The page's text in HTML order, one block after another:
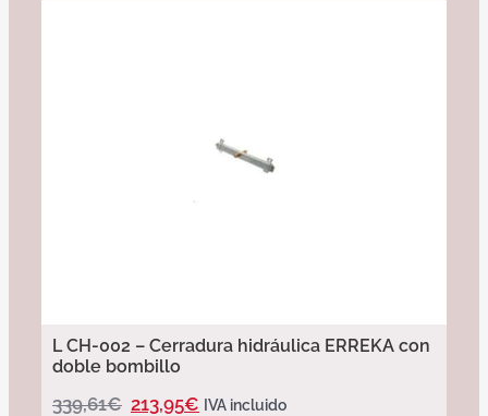
L CH-002 – Cerradura hidráulica ERREKA con
doble bombillo
339,61€ 213,95€ IVA incluido